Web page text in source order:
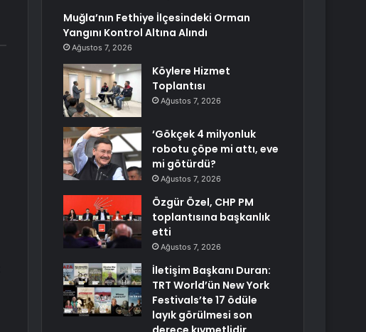
Muğla’nın Fethiye İlçesindeki Orman
Yangını Kontrol Altına Alındı
Ağustos 7, 2026
Köylere Hizmet
Toplantısı
Ağustos 7, 2026
‘Gökçek 4 milyonluk
robotu çöpe mi attı, eve
mi götürdü?
Ağustos 7, 2026
Özgür Özel, CHP PM
toplantısına başkanlık
etti
Ağustos 7, 2026
İletişim Başkanı Duran:
TRT World’ün New York
Festivals’te 17 ödüle
layık görülmesi son